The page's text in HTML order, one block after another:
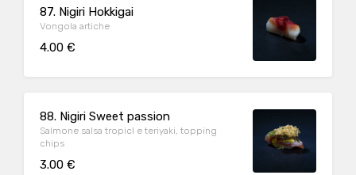
87. Nigiri Hokkigai
Vongola artiche
4.00 €
88. Nigiri Sweet passion
Salmone salsa tropicl e teriyaki, topping
chips
3.00 €